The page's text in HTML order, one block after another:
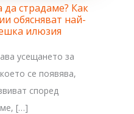
страдаме? Как
обясняват най-
илюзия
усещането за
се появява,
според
[…]